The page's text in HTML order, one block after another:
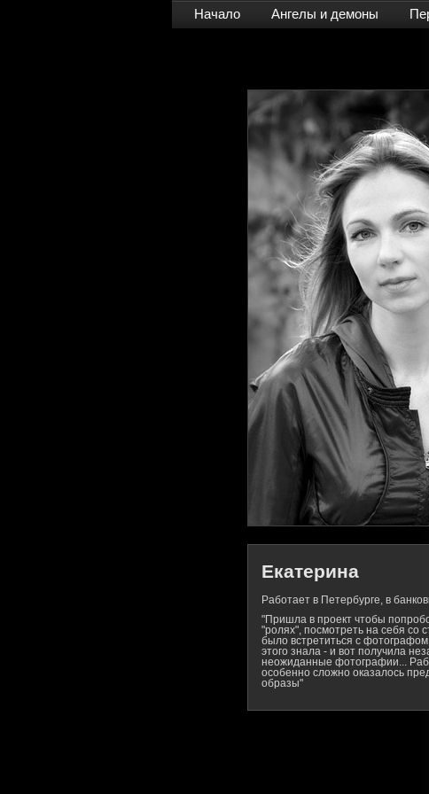
Начало Ангелы и демоны
Екатерина
Работает в Петербурге, в
"Пришла в проект чтобы
"ролях", посмотреть на себя со
было встретиться с
этого знала - и вот получила
неожиданные фотографии...
особенно сложно оказалось
образы"